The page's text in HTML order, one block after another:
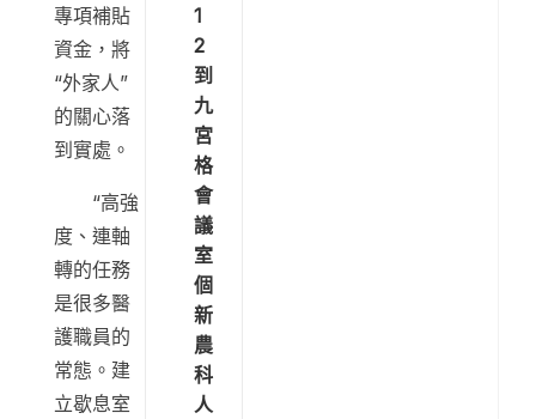
專項補貼
資金，將
“外家人”
的關心落
到實處。
“高強
度、連軸
轉的任務
是很多醫
護職員的
常態。建
立歇息室
1
2
到
九
宮
格
會
議
室
個
新
農
科
人